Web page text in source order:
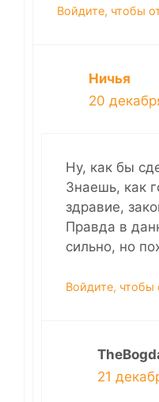
Войдите, чтобы
Ничья
20
Ну, как бы
Знаешь, как
здравие,
Правда в
сильно, но
Войдите, чтобы
21